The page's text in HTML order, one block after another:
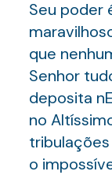
Seu poder
que
Senhor
deposita
no
o